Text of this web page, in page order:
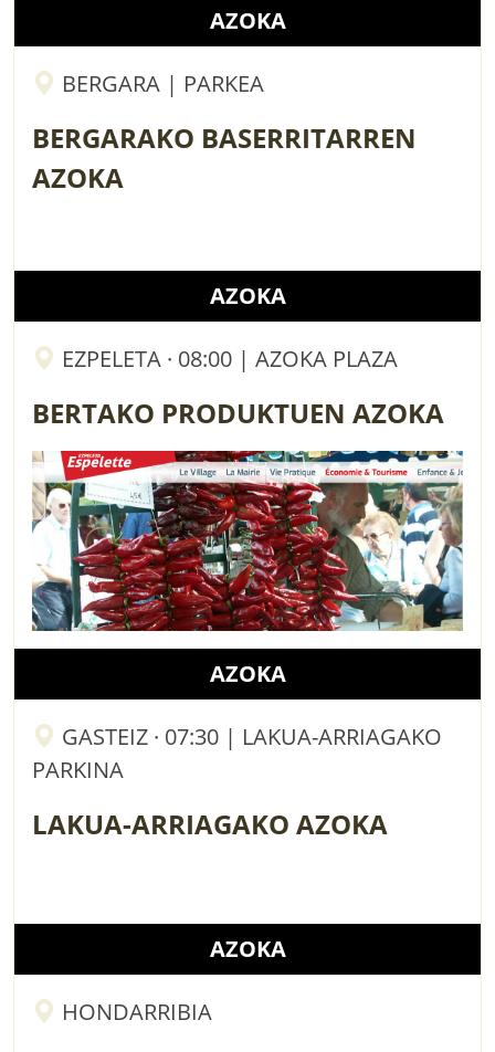
AZOKA
BERGARA | PARKEA
BERGARAKO BASERRITARREN
AZOKA
AZOKA
EZPELETA · 08:00 | AZOKA PLAZA
BERTAKO PRODUKTUEN AZOKA
AZOKA
GASTEIZ · 07:30 | LAKUA-ARRIAGAKO
PARKINA
LAKUA-ARRIAGAKO AZOKA
AZOKA
HONDARRIBIA